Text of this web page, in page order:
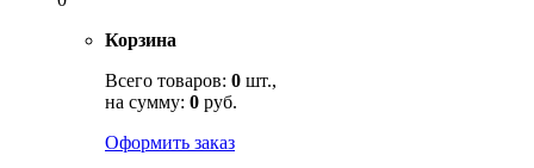
Корзина
Всего товаров: 0 шт.,
на сумму: 0 руб.
Оформить заказ